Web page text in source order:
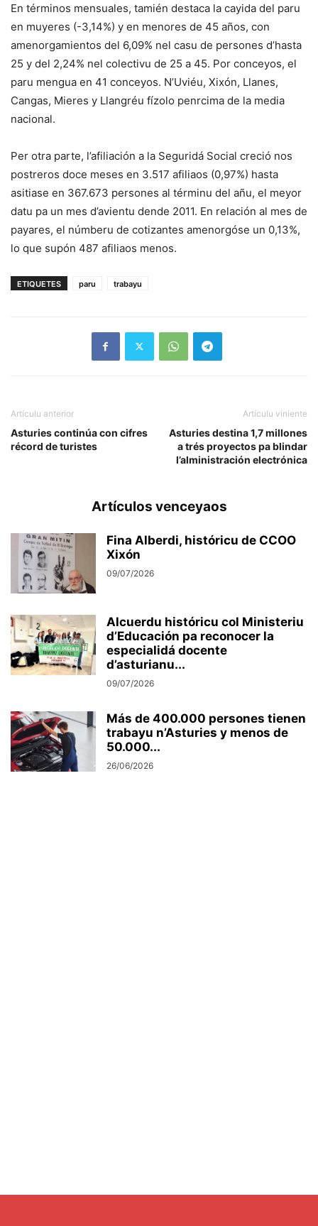
En términos mensuales, tamién destaca la cayida del paru
en muyeres (-3,14%) y en menores de 45 años, con
amenorgamientos del 6,09% nel casu de persones d’hasta
25 y del 2,24% nel colectivu de 25 a 45. Por conceyos, el
paru mengua en 41 conceyos. N’Uviéu, Xixón, Llanes,
Cangas, Mieres y Llangréu fízolo penrcima de la media
nacional.
Per otra parte, l’afiliación a la Seguridá Social creció nos
postreros doce meses en 3.517 afiliaos (0,97%) hasta
asitiase en 367.673 persones al términu del añu, el meyor
datu pa un mes d’avientu dende 2011. En relación al mes de
payares, el númberu de cotizantes amenorgóse un 0,13%,
lo que supón 487 afiliaos menos.
ETIQUETES paru trabayu
Artículu anterior
Asturies continúa con cifres
récord de turistes
Artículu viniente
Asturies destina 1,7 millones
a trés proyectos pa blindar
l’alministración electrónica
Artículos venceyaos
Fina Alberdi, históricu de CCOO
Xixón
09/07/2026
Alcuerdu históricu col Ministeriu
d’Educación pa reconocer la
especialidá docente
d’asturianu...
09/07/2026
Más de 400.000 persones tienen
trabayu n’Asturies y menos de
50.000...
26/06/2026